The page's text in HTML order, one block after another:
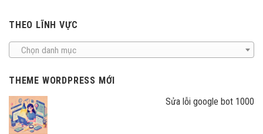
THEO LĨNH VỰC
Chọn danh mục
THEME WORDPRESS MỚI
Sửa lỗi google bot 1000